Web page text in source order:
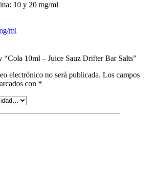
10 y 20 mg/ml
ml
“Cola 10ml – Juice Sauz Drifter Bar Salts”
electrónico no será publicada. Los campos
con *